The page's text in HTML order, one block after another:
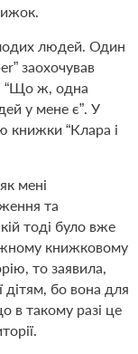
людей. Один
заохочував
“Що ж, одна
у мене є”. У
книжки “Клара і
мені
та
тоді було вже
книжковому
то заявила,
бо вона для
в такому разі це